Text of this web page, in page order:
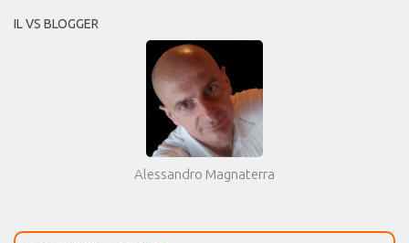
IL VS BLOGGER
Alessandro Magnaterra